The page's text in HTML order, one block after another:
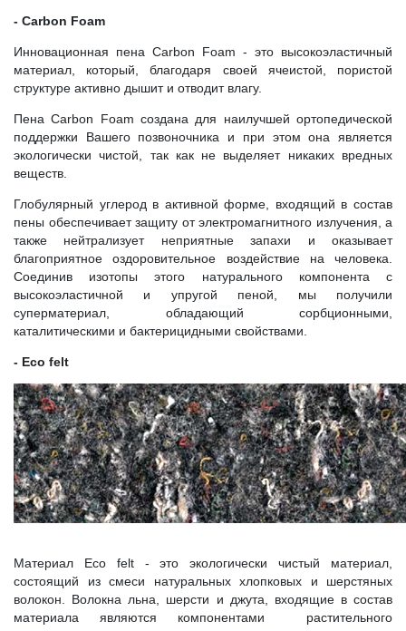
- Carbon Foam
Инновационная пена Carbon Foam - это высокоэластичный
материал, который, благодаря своей ячеистой, пористой
структуре активно дышит и отводит влагу.
Пена Carbon Foam создана для наилучшей ортопедической
поддержки Вашего позвоночника и при этом она является
экологически чистой, так как не выделяет никаких вредных
веществ.
Глобулярный углерод в активной форме, входящий в состав
пены обеспечивает защиту от электромагнитного излучения, а
также нейтрализует неприятные запахи и оказывает
благоприятное оздоровительное воздействие на человека.
Соединив изотопы этого натурального компонента с
высокоэластичной и упругой пеной, мы получили
суперматериал, обладающий сорбционными,
каталитическими и бактерицидными свойствами.
- Eco felt
Материал Eco felt - это экологически чистый материал,
состоящий из смеси натуральных хлопковых и шерстяных
волокон. Волокна льна, шерсти и джута, входящие в состав
материала являются компонентами растительного